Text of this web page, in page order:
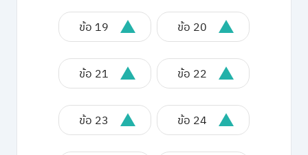
ข้อ 19 ข้อ 20
ข้อ 21 ข้อ 22
ข้อ 23 ข้อ 24